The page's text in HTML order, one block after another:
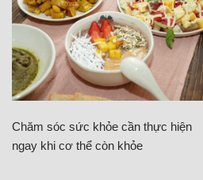
Chăm sóc sức khỏe cần thực hiện
ngay khi cơ thể còn khỏe